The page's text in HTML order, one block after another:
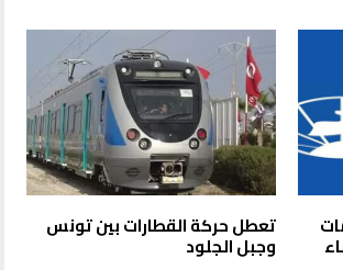
تعطل حركة القطارات بين تونس
وجبل الجلود